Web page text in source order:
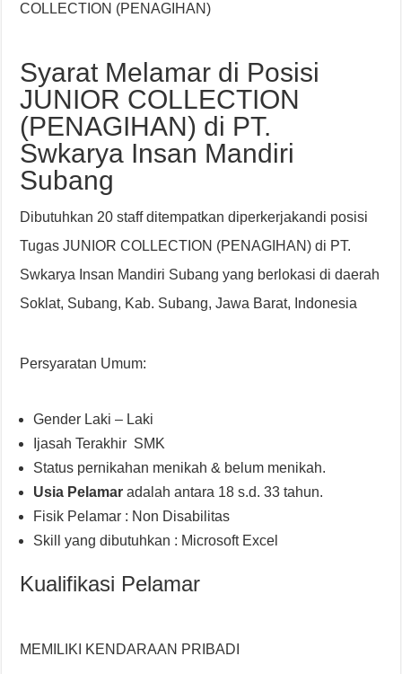
COLLECTION (PENAGIHAN)
Syarat Melamar di Posisi
JUNIOR COLLECTION
(PENAGIHAN) di PT.
Swkarya Insan Mandiri
Subang
Dibutuhkan 20 staff ditempatkan diperkerjakandi posisi
Tugas JUNIOR COLLECTION (PENAGIHAN) di PT.
Swkarya Insan Mandiri Subang yang berlokasi di daerah
Soklat, Subang, Kab. Subang, Jawa Barat, Indonesia
Persyaratan Umum:
Gender Laki – Laki
Ijasah Terakhir SMK
Status pernikahan menikah & belum menikah.
Usia Pelamaradalah antara 18 s.d. 33 tahun.
Fisik Pelamar : Non Disabilitas
Skill yang dibutuhkan : Microsoft Excel
Kualifikasi Pelamar
MEMILIKI KENDARAAN PRIBADI